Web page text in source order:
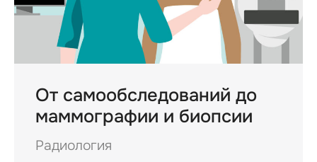
От самообследований до
маммографии и биопсии
Радиология